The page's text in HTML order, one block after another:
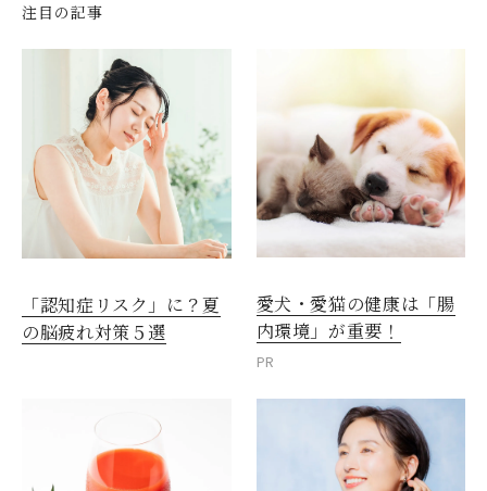
注目の記事
「認知症リスク」に？夏
の脳疲れ対策５選
愛犬・愛猫の健康は「腸
内環境」が重要！
PR